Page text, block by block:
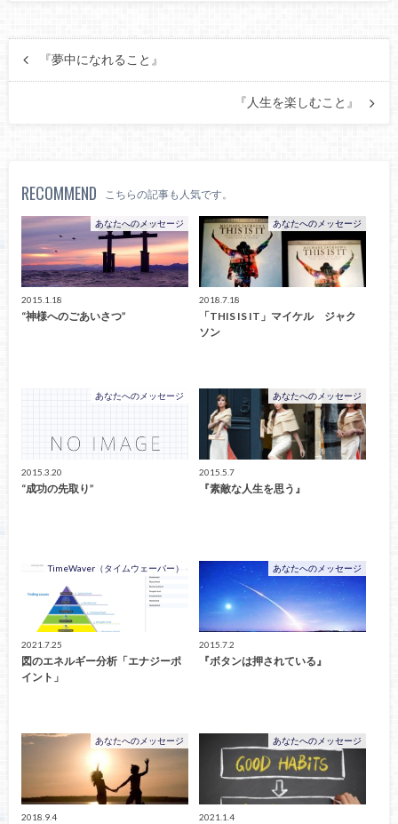
『夢中になれること』
『人生を楽しむこと』
RECOMMEND こちらの記事も人気です。
あなたへのメッセージ
2015.1.18
“神様へのごあいさつ”
あなたへのメッセージ
2018.7.18
「THIS IS IT」マイケル ジャク
ソン
あなたへのメッセージ
2015.3.20
“成功の先取り”
あなたへのメッセージ
2015.5.7
『素敵な人生を思う』
TimeWaver（タイムウェーバー）
2021.7.25
図のエネルギー分析「エナジーポ
イント」
あなたへのメッセージ
2015.7.2
『ボタンは押されている』
あなたへのメッセージ
2018.9.4
あなたへのメッセージ
2021.1.4